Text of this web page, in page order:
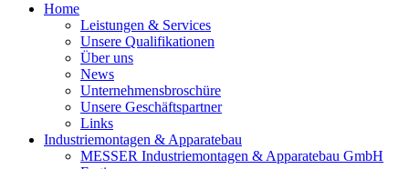
Home
Leistungen & Services
Unsere Qualifikationen
Über uns
News
Unternehmensbroschüre
Unsere Geschäftspartner
Links
Industriemontagen & Apparatebau
MESSER Industriemontagen & Apparatebau GmbH